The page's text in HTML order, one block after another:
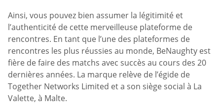
Ainsi, vous pouvez bien assumer la légitimité et
l’authenticité de cette merveilleuse plateforme de
rencontres. En tant que l’une des plateformes de
rencontres les plus réussies au monde, BeNaughty est
fière de faire des matchs avec succès au cours des 20
dernières années. La marque relève de l’égide de
Together Networks Limited et a son siège social à La
Valette, à Malte.